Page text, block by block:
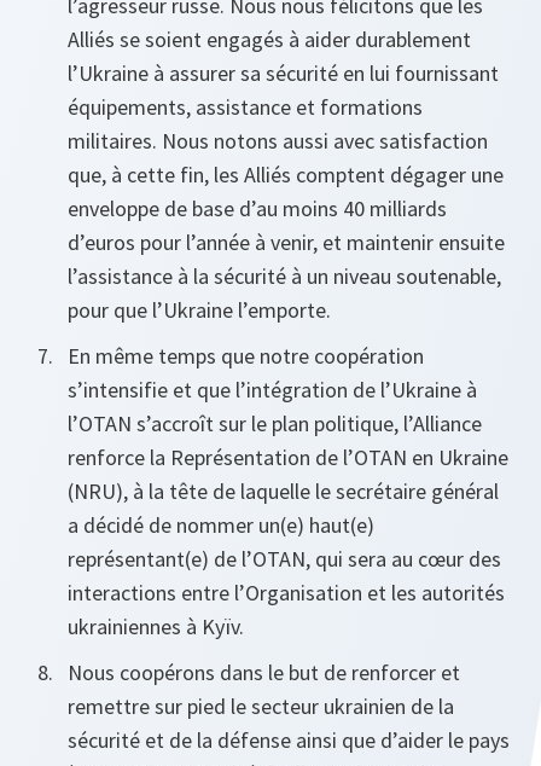
Alliés se soient engagés à aider durablement
l’Ukraine à assurer sa sécurité en lui fournissant
équipements, assistance et formations
militaires. Nous notons aussi avec satisfaction
que, à cette fin, les Alliés comptent dégager une
enveloppe de base d’au moins 40 milliards
d’euros pour l’année à venir, et maintenir ensuite
l’assistance à la sécurité à un niveau soutenable,
pour que l’Ukraine l’emporte.
En même temps que notre coopération
s’intensifie et que l’intégration de l’Ukraine à
l’OTAN s’accroît sur le plan politique, l’Alliance
renforce la Représentation de l’OTAN en Ukraine
(NRU), à la tête de laquelle le secrétaire général
a décidé de nommer un(e) haut(e)
représentant(e) de l’OTAN, qui sera au cœur des
interactions entre l’Organisation et les autorités
ukrainiennes à Kyïv.
Nous coopérons dans le but de renforcer et
remettre sur pied le secteur ukrainien de la
sécurité et de la défense ainsi que d’aider le pays